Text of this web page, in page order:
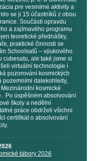
pre vesmírné aktivity a
se ji 15 účastníků z obou
Součástí opravdu
a zajímavého programu
teoretické přednášky,
praktické činnosti se
Schoolsatů – výukového
cubesatu, ale také jsme si
virtuální technologie i
pozorování kosmických
pozemními dalekohledy,
kosmické
Po úspěšném absolvování
školy a nedělní
práce obdrželi všichni
certifikát o absolvování
tábory 2026